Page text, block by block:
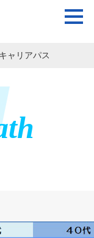
キャリアパス